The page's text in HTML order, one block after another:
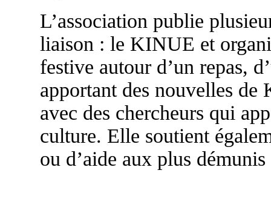
L’association publie
liaison : le KINUE et
festive autour d’un repas,
apportant des nouvelles de
avec des chercheurs qui
culture. Elle soutient
ou d’aide aux plus